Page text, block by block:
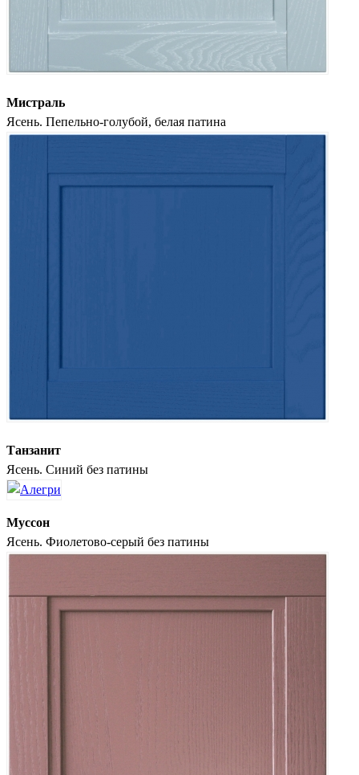
Мистраль
Ясень. Пепельно-голубой, белая патина
Танзанит
Ясень. Синий без патины
Муссон
Ясень. Фиолетово-серый без патины